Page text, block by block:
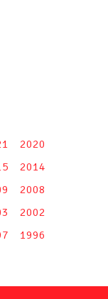
2020
2014
2008
2002
1996